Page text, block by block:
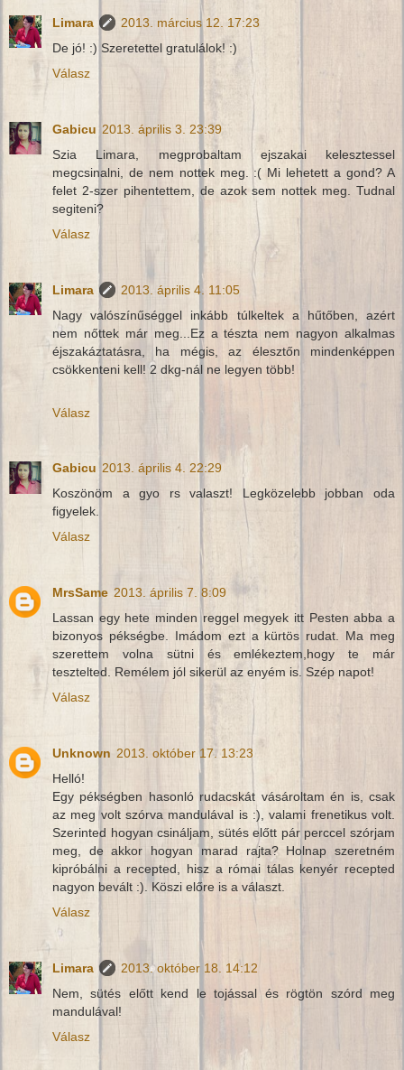
Limara
2013. március 12. 17:23
De jó! :) Szeretettel gratulálok! :)
Válasz
Gabicu 2013. április 3. 23:39
Szia Limara, megprobaltam ejszakai kelesztessel
megcsinalni, de nem nottek meg. :( Mi lehetett a gond? A
felet 2-szer pihentettem, de azok sem nottek meg. Tudnal
segiteni?
Válasz
Limara
2013. április 4. 11:05
Nagy valószínűséggel inkább túlkeltek a hűtőben, azért
nem nőttek már meg...Ez a tészta nem nagyon alkalmas
éjszakáztatásra, ha mégis, az élesztőn mindenképpen
csökkenteni kell! 2 dkg-nál ne legyen több!
Válasz
Gabicu 2013. április 4. 22:29
Koszönöm a gyo rs valaszt! Legközelebb jobban oda
figyelek.
Válasz
MrsSame 2013. április 7. 8:09
Lassan egy hete minden reggel megyek itt Pesten abba a
bizonyos pékségbe. Imádom ezt a kürtös rudat. Ma meg
szerettem volna sütni és emlékeztem,hogy te már
tesztelted. Remélem jól sikerül az enyém is. Szép napot!
Válasz
Unknown 2013. október 17. 13:23
Helló!
Egy pékségben hasonló rudacskát vásároltam én is, csak
az meg volt szórva mandulával is :), valami frenetikus volt.
Szerinted hogyan csináljam, sütés előtt pár perccel szórjam
meg, de akkor hogyan marad rajta? Holnap szeretném
kipróbálni a recepted, hisz a római tálas kenyér recepted
nagyon bevált :). Köszi előre is a választ.
Válasz
Limara
2013. október 18. 14:12
Nem, sütés előtt kend le tojással és rögtön szórd meg
mandulával!
Válasz